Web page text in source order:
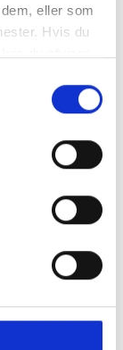
eller som
Hvis du